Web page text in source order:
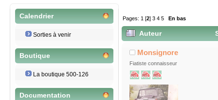
Calendrier
Sorties à venir
Boutique
La boutique 500-126
Documentation
Pages: 1 [2]3 4 5 En bas
Auteur
Monsignore
Fiatiste connaisseur